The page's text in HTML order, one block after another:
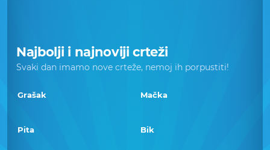
Najbolji i najnoviji crteži
Svaki dan imamo nove crteže, nemoj ih porpustiti!
Grašak Mačka
Pita Bik